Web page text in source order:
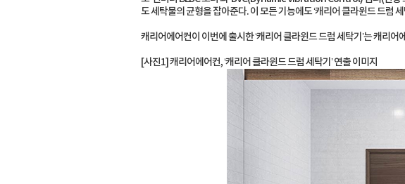
도 세탁물의 균형을 잡아준다. 이 모든 기능에도 ‘캐리어 클라윈드 드럼
캐리어에어컨이 이번에 출시한 ‘캐리어 클라윈드 드럼 세탁기’는 캐리
[사진1] 캐리어에어컨, ‘캐리어 클라윈드 드럼 세탁기’ 연출 이미지